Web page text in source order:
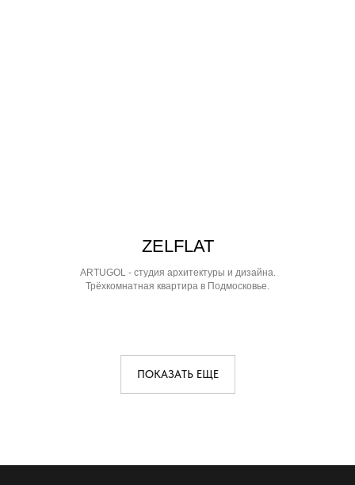
ZELFLAT
ARTUGOL - студия архитектуры и дизайна.
Трёхкомнатная квартира в Подмосковье.
ПОКАЗАТЬ ЕЩЕ